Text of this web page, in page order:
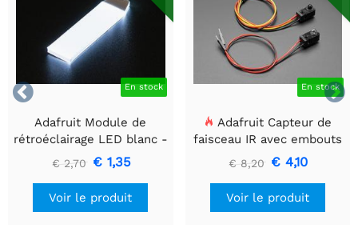

 En stock
Adafruit Module de
rétroéclairage LED blanc -
Petit 12 mm x 40 mm
€ 2,70 € 1,35
Voir le produit
En stock
Adafruit Capteur de
faisceau IR avec embouts
de câble de qualité
supérieure - LED 5 mm
€ 8,20 € 4,10
Voir le produit